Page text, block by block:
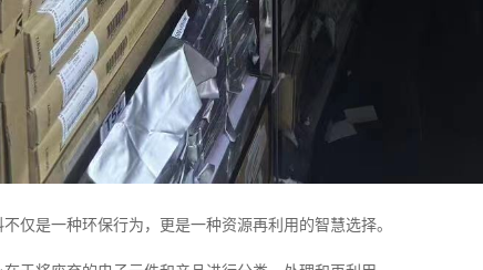
仅是一种环保行为，更是一种资源再利用的智慧选择。